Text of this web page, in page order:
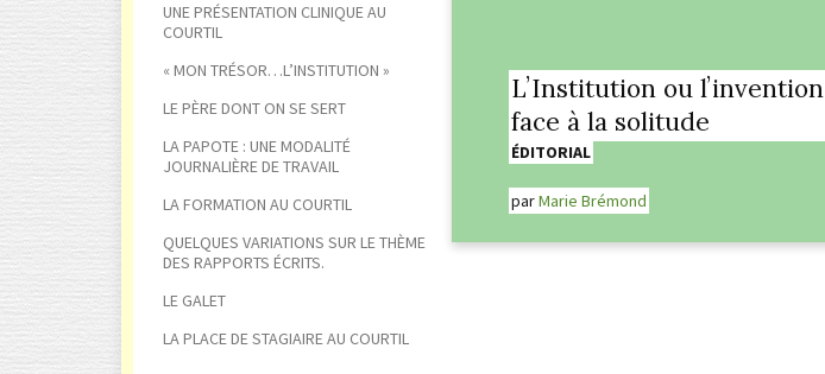
UNE PRÉSENTATION CLINIQUE AU
COURTIL
« MON TRÉSOR…L’INSTITUTION »
LE PÈRE DONT ON SE SERT
LA PAPOTE : UNE MODALITÉ
JOURNALIÈRE DE TRAVAIL
LA FORMATION AU COURTIL
QUELQUES VARIATIONS SUR LE THÈME
DES RAPPORTS ÉCRITS.
LE GALET
LA PLACE DE STAGIAIRE AU COURTIL
LʼInstitution ou lʼinvention
face à la solitude
ÉDITORIAL
parMarie Brémond